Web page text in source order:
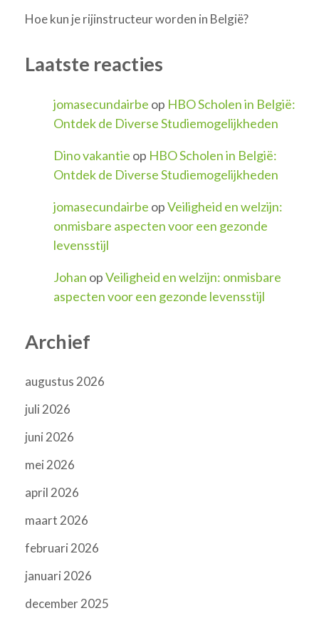
Hoe kun je rijinstructeur worden in België?
Laatste reacties
jomasecundairbe op HBO Scholen in België:
Ontdek de Diverse Studiemogelijkheden
Dino vakantie op HBO Scholen in België:
Ontdek de Diverse Studiemogelijkheden
jomasecundairbe opVeiligheid en welzijn:
onmisbare aspecten voor een gezonde
levensstijl
Johan opVeiligheid en welzijn: onmisbare
aspecten voor een gezonde levensstijl
Archief
augustus 2026
juli 2026
juni 2026
mei 2026
april 2026
maart 2026
februari 2026
januari 2026
december 2025